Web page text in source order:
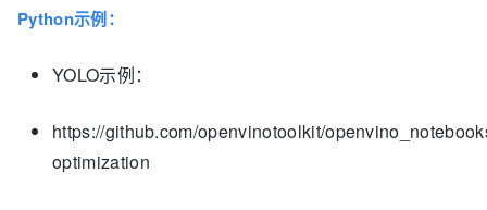
Python示例：
YOLO示例：
https://github.com/openvinotoolkit/
optimization